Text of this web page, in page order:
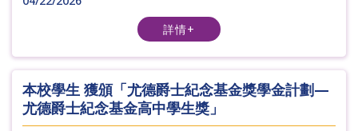
詳情+
本校學生 獲頒「尤德爵士紀念基金獎學金計劃—
尤德爵士紀念基金高中學生獎」